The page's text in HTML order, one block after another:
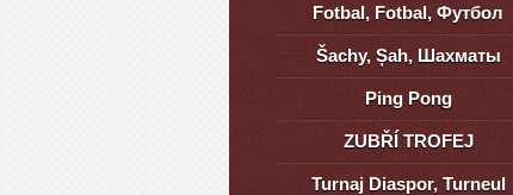
Fotbal, Fotbal, Футбол
Šachy, Șah, Шахматы
Ping Pong
ZUBŘÍ TROFEJ
Turnaj Diaspor, Turneul